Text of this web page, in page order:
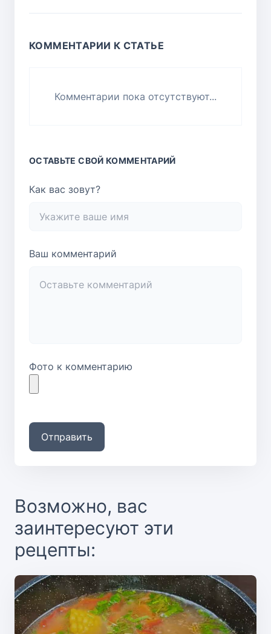
КОММЕНТАРИИ К СТАТЬЕ
Комментарии пока отсутствуют...
ОСТАВЬТЕ СВОЙ КОММЕНТАРИЙ
Как вас зовут?
Ваш комментарий
Фото к комментарию
Отправить
Возможно, вас
заинтересуют эти
рецепты: